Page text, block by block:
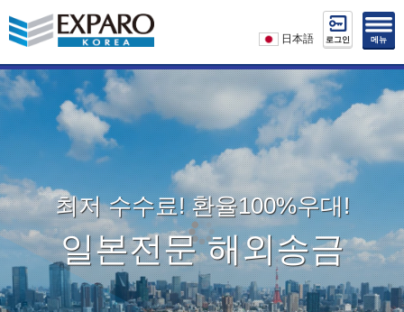
日本語 로그인 메뉴
최저 수수료! 환율100%우대!
일본전문 해외송금